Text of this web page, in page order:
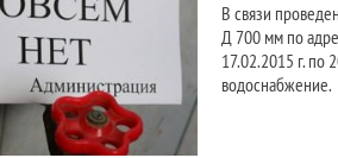
В связи
Д 700 мм по
17.02.2015 г. по
водоснабжение.